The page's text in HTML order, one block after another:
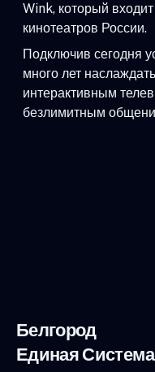
Wink, который
кинотеатров России.
Подключив сегодня
много лет
интерактивным
безлимитным
Белгород
Единая